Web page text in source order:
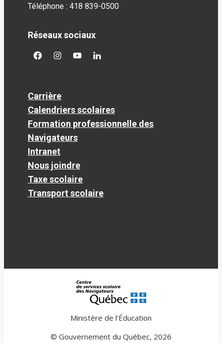
Téléphone : 418 839-0500
Réseaux sociaux
facebookgoogleplus
googleplusgoogleplus
Carrière
Calendriers scolaires
Formation professionnelle des
Navigateurs
Intranet
Nous joindre
Taxe scolaire
Transport scolaire
Ministère de l’Éducation
© Gouvernement du Québec, 2026